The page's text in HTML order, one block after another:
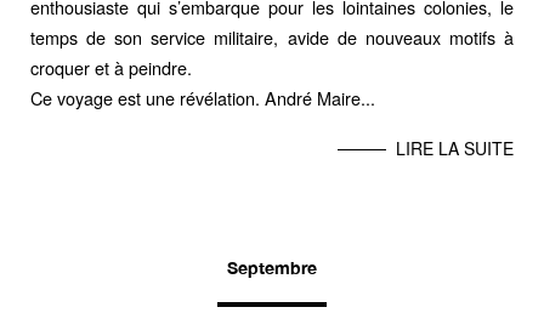
enthousiaste qui s’embarque pour les lointaines colonies, le
temps de son service militaire, avide de nouveaux motifs à
croquer et à peindre.
Ce voyage est une révélation. André Maire...
LIRE LA SUITE
Septembre